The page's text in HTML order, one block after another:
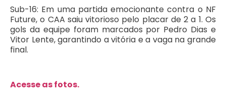
Sub-16: Em uma partida emocionante contra o NF
Future, o CAA saiu vitorioso pelo placar de 2 a 1. Os
gols da equipe foram marcados por Pedro Dias e
Vitor Lente, garantindo a vitória e a vaga na grande
final.
Acesse as fotos.